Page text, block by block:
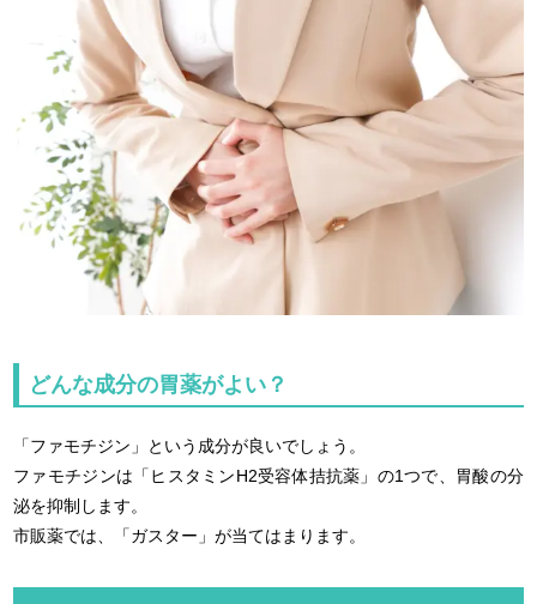
どんな成分の胃薬がよい？
「ファモチジン」という成分が良いでしょう。
ファモチジンは「ヒスタミンH2受容体拮抗薬」の1つで、胃酸の分
泌を抑制します。
市販薬では、「ガスター」が当てはまります。